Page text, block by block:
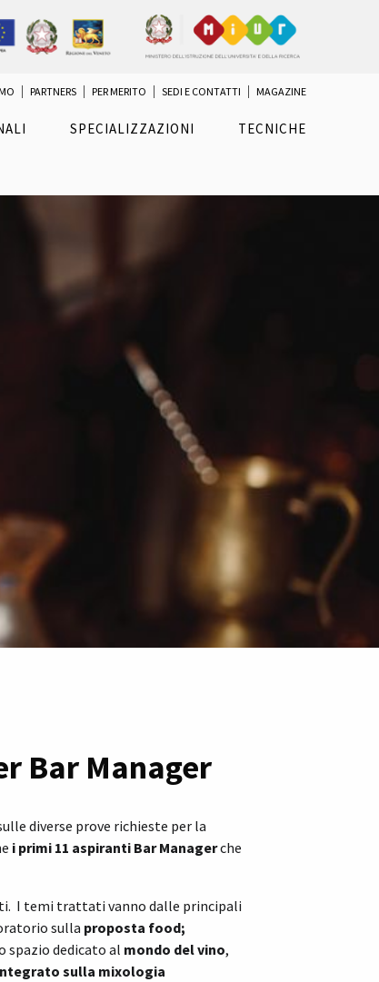
PARTNERS PER MERITO SEDI E CONTATTI MAGAZINE
SPECIALIZZAZIONI TECNICHE
Bar Manager
diverse prove richieste per la
i primi 11 aspiranti Bar Managerche
I temi trattati vanno dalle principali
sulla proposta food;
spazio dedicato al mondo del vino,
sulla mixologia